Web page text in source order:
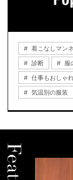
着こなしマン
診断
服
仕事もおしゃ
気温別の服装